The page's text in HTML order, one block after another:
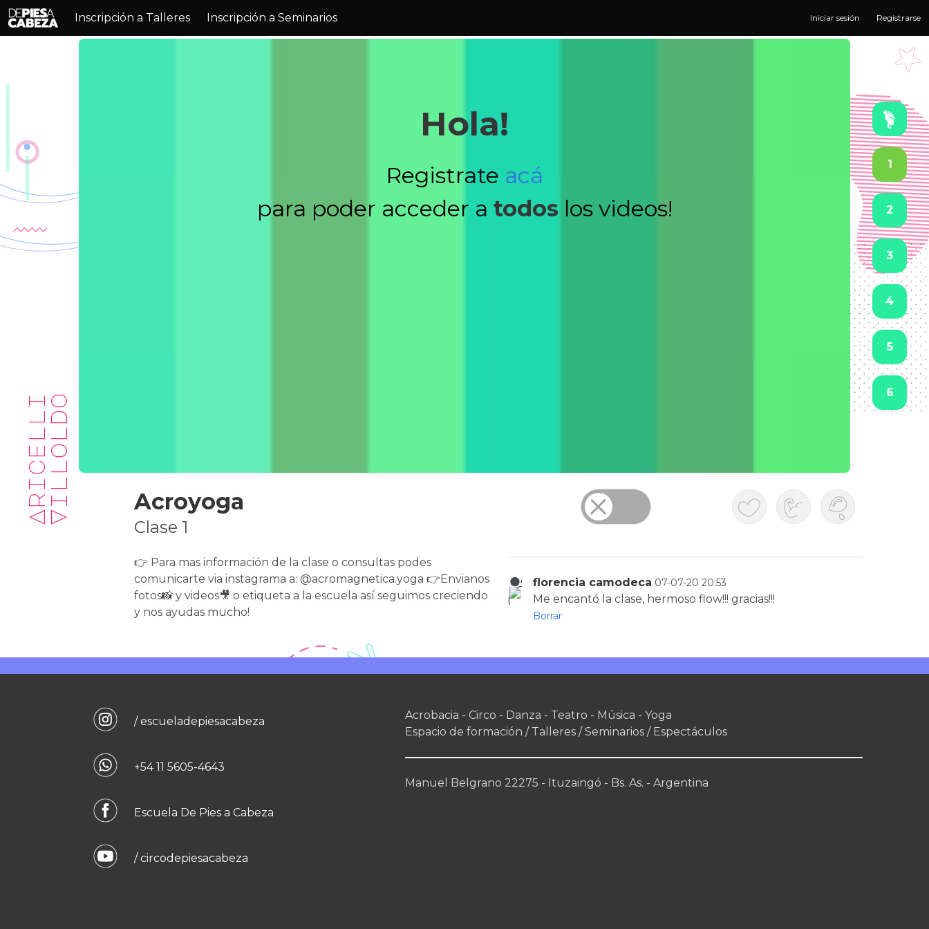
Inscripción a Talleres Inscripción a Seminarios Iniciar sesión Registrarse
A
r
i
c
e
l
l
i
V
i
l
l
o
l
do
Hola!
Registrate acá
para poder acceder a todos los videos!
1
2
3
4
5
6
Acroyoga
Clase 1
👉 Para mas información de la clase o consultas podes
comunicarte via instagrama a: @acromagnetica.yoga 👉Envianos
fotos📸 y videos🎥 o etiqueta a la escuela así seguimos creciendo
y nos ayudas mucho!
florencia camodeca 07-07-20 20:53
Me encantó la clase, hermoso flow!!! gracias!!!
Borrar
/ escueladepiesacabeza
+54 11 5605-4643
Escuela De Pies a Cabeza
/ circodepiesacabeza
Acrobacia - Circo - Danza - Teatro - Música - Yoga
Espacio de formación / Talleres / Seminarios / Espectáculos
Manuel Belgrano 22275 - Ituzaingó - Bs. As. - Argentina